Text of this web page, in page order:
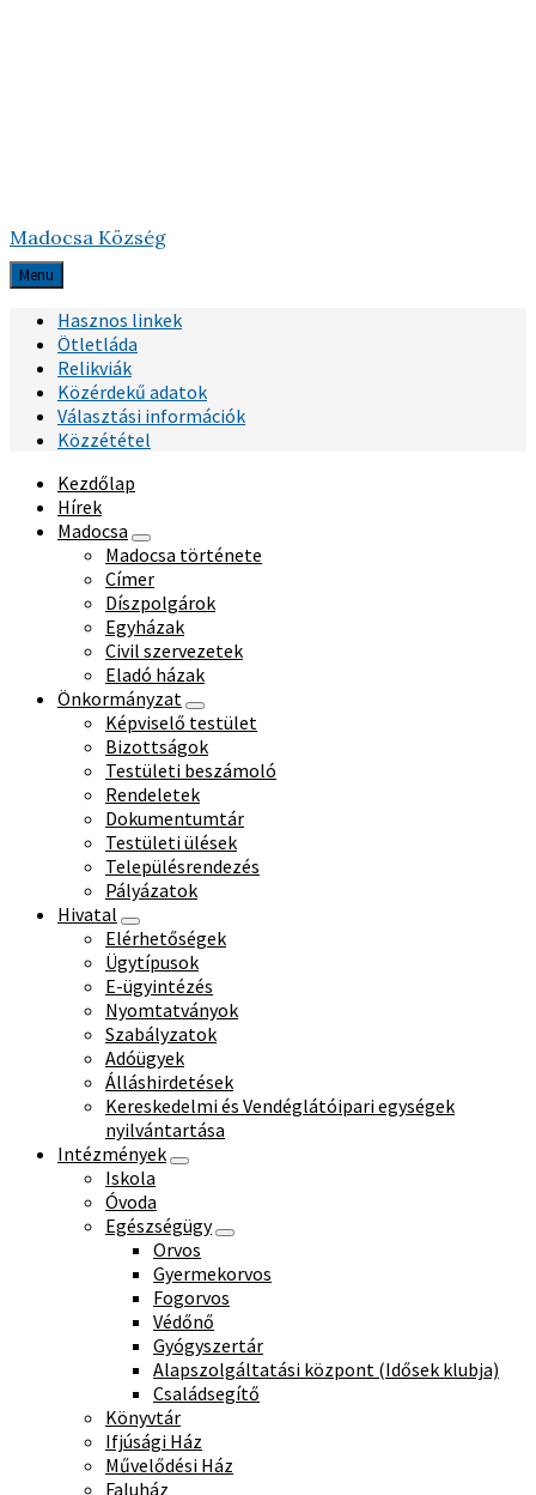
Madocsa Község
Menu
Hasznos linkek
Ötletláda
Relikviák
Közérdekű adatok
Választási információk
Közzététel
Kezdőlap
Hírek
Madocsa
Madocsa története
Címer
Díszpolgárok
Egyházak
Civil szervezetek
Eladó házak
Önkormányzat
Képviselő testület
Bizottságok
Testületi beszámoló
Rendeletek
Dokumentumtár
Testületi ülések
Településrendezés
Pályázatok
Hivatal
Elérhetőségek
Ügytípusok
E-ügyintézés
Nyomtatványok
Szabályzatok
Adóügyek
Álláshirdetések
Kereskedelmi és Vendéglátóipari egységek
nyilvántartása
Intézmények
Iskola
Óvoda
Egészségügy
Orvos
Gyermekorvos
Fogorvos
Védőnő
Gyógyszertár
Alapszolgáltatási központ (Idősek klubja)
Családsegítő
Könyvtár
Ifjúsági Ház
Művelődési Ház
Faluház